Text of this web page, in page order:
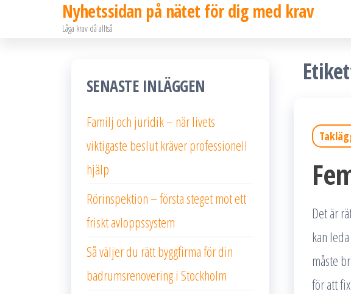
Nyhetssidan på nätet för dig med krav
Låga krav då alltså
Det är
kan
måste
för att
SENASTE INLÄGGEN
Familj och juridik – när livets
viktigaste beslut kräver professionell
hjälp
Rörinspektion – första steget mot ett
friskt avloppssystem
Så väljer du rätt byggfirma för din
badrumsrenovering i Stockholm